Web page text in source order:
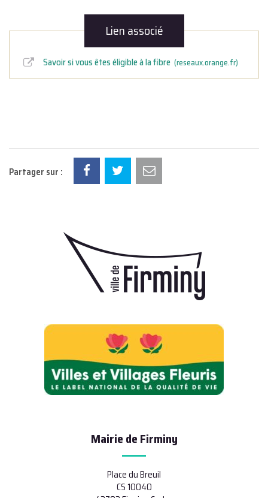
Lien associé
Savoir si vous êtes éligible à la fibre reseaux.orange.fr
Partager sur :
Mairie de Firminy
Place du Breuil
CS 10040